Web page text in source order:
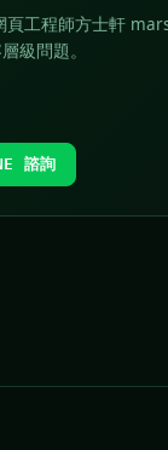
工程師方士軒
級問題。
諮詢